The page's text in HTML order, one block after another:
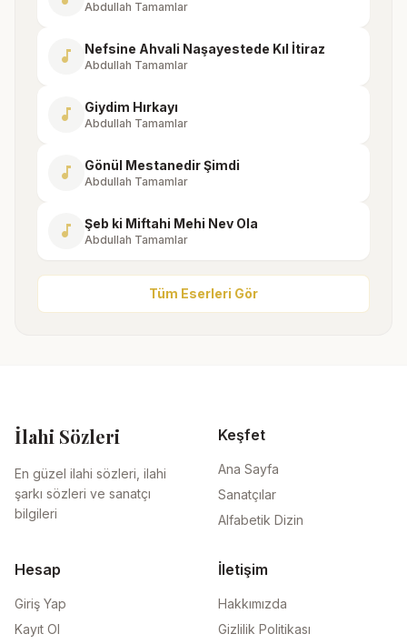
Abdullah Tamamlar
music_note Nefsine Ahvali Naşayestede Kıl İtiraz
Abdullah Tamamlar
music_note Giydim Hırkayı
Abdullah Tamamlar
music_note Gönül Mestanedir Şimdi
Abdullah Tamamlar
music_note Şeb ki Miftahi Mehi Nev Ola
Abdullah Tamamlar
Tüm Eserleri Gör
İlahi Sözleri
En güzel ilahi sözleri, ilahi
şarkı sözleri ve sanatçı
bilgileri
Keşfet
Ana Sayfa
Sanatçılar
Alfabetik Dizin
Hesap
Giriş Yap
Kayıt Ol
İletişim
Hakkımızda
Gizlilik Politikası